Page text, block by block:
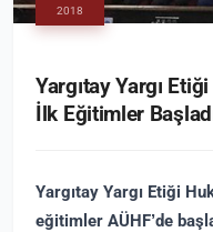
2018
Yargıtay Yargı
İlk Eğitimler
Yargıtay Yargı Etiği
eğitimler AÜHF’de